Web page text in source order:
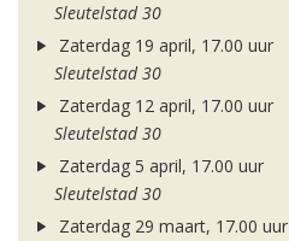
Sleutelstad 30
Zaterdag 19 april, 17.00 uur
Sleutelstad 30
Zaterdag 12 april, 17.00 uur
Sleutelstad 30
Zaterdag 5 april, 17.00 uur
Sleutelstad 30
Zaterdag 29 maart, 17.00 uur